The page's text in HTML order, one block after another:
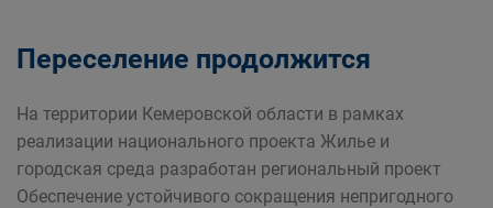
Переселение продолжится
На территории Кемеровской области в рамках
реализации национального проекта Жилье и
городская среда разработан региональный проект
Обеспечение устойчивого сокращения непригодного